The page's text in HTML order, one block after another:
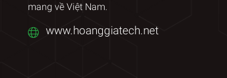
mang về Việt Nam.
www.hoanggiatech.net